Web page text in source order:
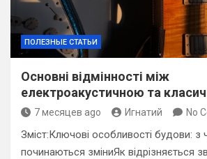
ПОЛЕЗНЫЕ СТАТЬИ
Основні відмінності між
електроакустичною та
7 месяцев ago Игнатий No
Зміст:Ключові особливості будови: з
починаються зміниЯк відрізняється